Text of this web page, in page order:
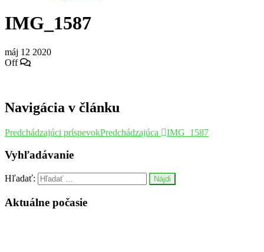
IMG_1587
máj 12 2020
Off
Navigácia v článku
Predchádzajúci príspevokPredchádzajúca IMG_1587
Vyhľadávanie
Hľadať:
Aktuálne počasie